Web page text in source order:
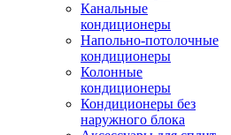
Канальные
кондиционеры
Напольно-потолочные
кондиционеры
Колонные
кондиционеры
Кондиционеры без
наружного блока